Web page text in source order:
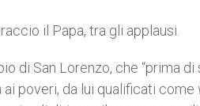
il Papa, tra gli applausi.
di San Lorenzo, che “prima
poveri, da lui qualificati come